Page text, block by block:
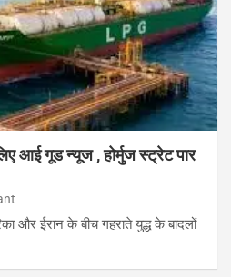
आई गूड न्यूज , होर्मुज स्ट्रेट पार
और ईरान के बीच गहराते युद्ध के बादलों